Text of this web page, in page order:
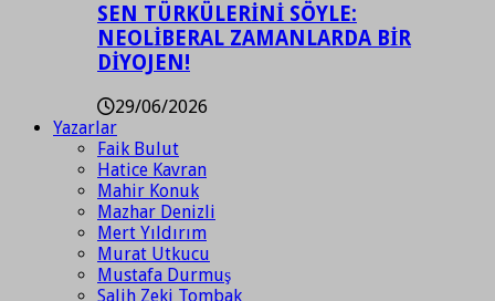
SEN TÜRKÜLERİNİ SÖYLE:
NEOLİBERAL ZAMANLARDA BİR
DİYOJEN!
29/06/2026
Yazarlar
Faik Bulut
Hatice Kavran
Mahir Konuk
Mazhar Denizli
Mert Yıldırım
Murat Utkucu
Mustafa Durmuş
Salih Zeki Tombak